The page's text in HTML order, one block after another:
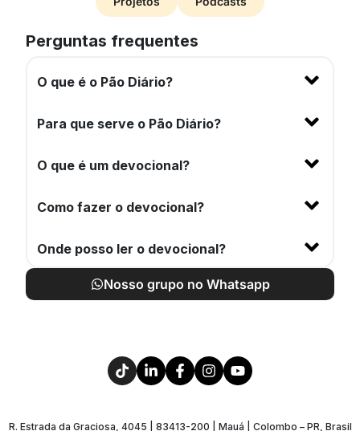
Perguntas frequentes
O que é o Pão Diário?
Para que serve o Pão Diário?
O que é um devocional?
Como fazer o devocional?
Onde posso ler o devocional?
Nosso grupo no Whatsapp
R. Estrada da Graciosa, 4045 | 83413-200 | Mauá | Colombo – PR, Brasil